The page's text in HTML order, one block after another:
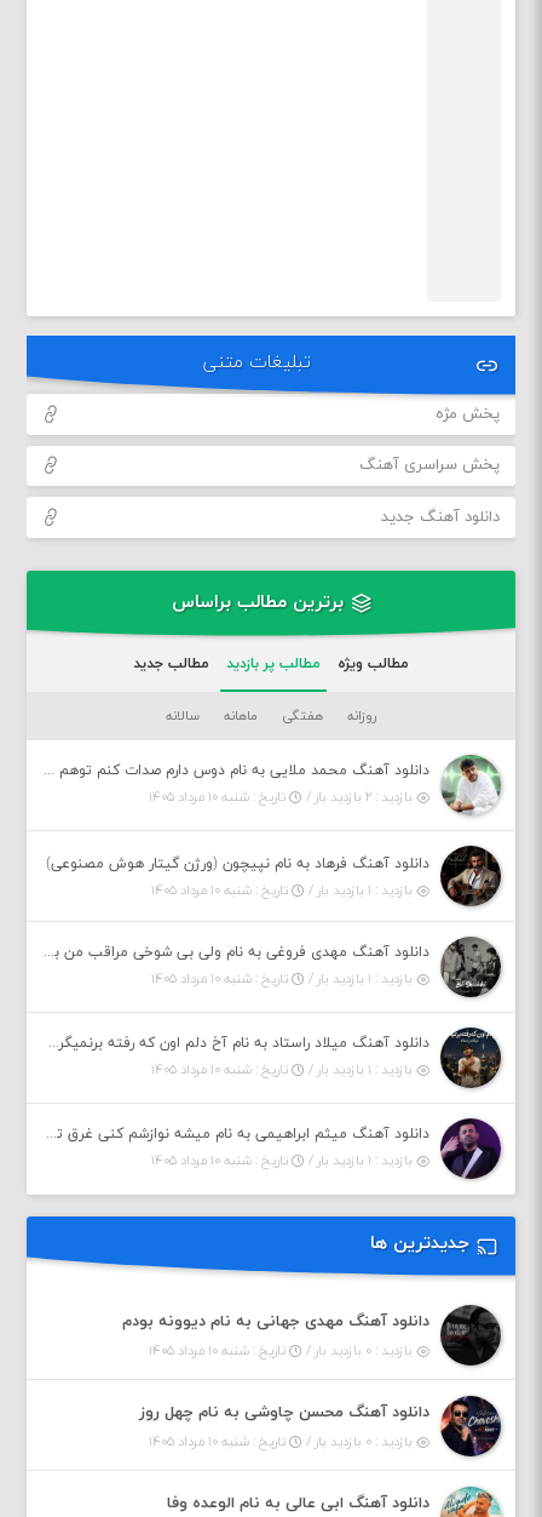
تبلیغات متنی
پخش مژه
پخش سراسری آهنگ
دانلود آهنگ جدید
برترین مطالب براساس
مطالب ویژه مطالب پر بازدید مطالب جدید
روزانه هفتگی ماهانه سالانه
دانلود آهنگ محمد ملایی به نام دوس دارم صدات کنم توهم بگی جونم نیمه پنهونم
بازدید : ۲ بازدید بار /
تاریخ : شنبه ۱۰ مرداد ۱۴۰۵
دانلود آهنگ فرهاد به نام نپیچون (ورژن گیتار هوش مصنوعی)
بازدید : ۱ بازدید بار /
تاریخ : شنبه ۱۰ مرداد ۱۴۰۵
دانلود آهنگ مهدی فروغی به نام ولی بی شوخی مراقب من باش
بازدید : ۱ بازدید بار /
تاریخ : شنبه ۱۰ مرداد ۱۴۰۵
دانلود آهنگ میلاد راستاد به نام آخ دلم اون که رفته برنمیگرده اون که رفته خیلی نامرده
بازدید : ۱ بازدید بار /
تاریخ : شنبه ۱۰ مرداد ۱۴۰۵
دانلود آهنگ میثم ابراهیمی به نام میشه نوازشم کنی غرق تو شم
بازدید : ۱ بازدید بار /
تاریخ : شنبه ۱۰ مرداد ۱۴۰۵
جدیدترین ها
دانلود آهنگ مهدی جهانی به نام دیوونه بودم
بازدید : ۰ بازدید بار / تاریخ : شنبه ۱۰ مرداد ۱۴۰۵
دانلود آهنگ محسن چاوشی به نام چهل روز
بازدید : ۰ بازدید بار / تاریخ : شنبه ۱۰ مرداد ۱۴۰۵
دانلود آهنگ ابی عالی به نام الوعده وفا